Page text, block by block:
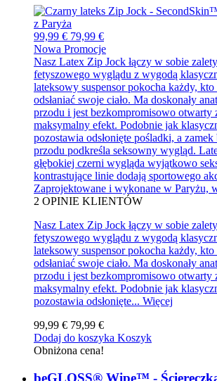
99,99 € 79,99 €
Nowa Promocje
Nasz Latex Zip Jock łączy w sobie
fetyszowego wyglądu z wygodą
lateksowy suspensor pokocha każdy,
odsłaniać swoje ciało. Ma doskonały
przodu i jest bezkompromisowo otwarty
maksymalny efekt. Podobnie jak
pozostawia odsłonięte pośladki, a
przodu podkreśla seksowny wygląd.
głębokiej czerni wygląda wyjątkowo
kontrastujące linie dodają sportowego
Zaprojektowane i wykonane w Paryżu,
2 OPINIE KLIENTÓW
Nasz Latex Zip Jock łączy w sobie
fetyszowego wyglądu z wygodą
lateksowy suspensor pokocha każdy,
odsłaniać swoje ciało. Ma doskonały
przodu i jest bezkompromisowo otwarty
maksymalny efekt. Podobnie jak
pozostawia odsłonięte... Więcej
99,99 € 79,99 €
Dodaj do koszyka Koszyk
Obniżona cena!
beGLOSS® Wipe™ -